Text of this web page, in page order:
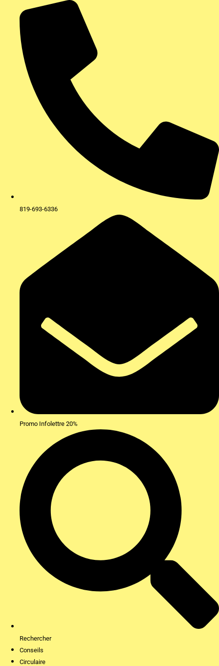
contenu
819-693-6336
Promo Infolettre 20%
Rechercher
Conseils
Circulaire